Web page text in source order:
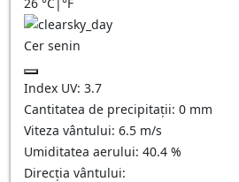
Cer senin
Index UV: 3.7
Cantitatea de precipitații: 0 mm
Viteza vântului: 6.5 m/s
Umiditatea aerului: 40.4 %
Direcția vântului: